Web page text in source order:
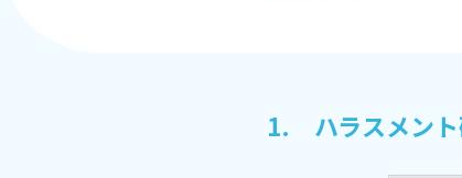
1. ハラスメント